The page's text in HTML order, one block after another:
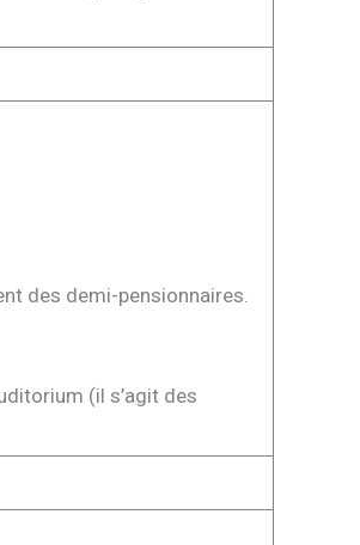
des demi-pensionnaires.
(il s’agit des